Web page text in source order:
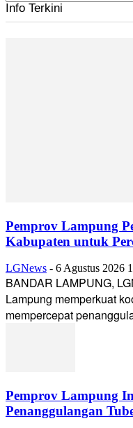
Info Terkini
Pemprov Lampung
Kabupaten untuk
LGNews - 6 Agustus 2026
BANDAR LAMPUNG,
Lampung memperkuat
mempercepat
Pemprov Lampung
Penanggulangan